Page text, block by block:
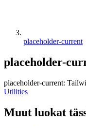
placeholder-current
placeholder-
placeholder-current:
Utilities
Muut luokat